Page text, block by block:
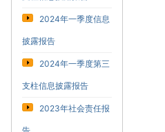
2024年一季度信息
披露报告
2024年一季度第三
支柱信息披露报告
2023年社会责任报